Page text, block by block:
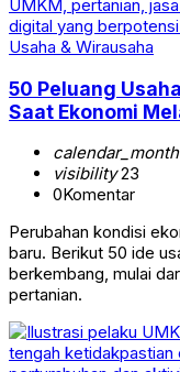
Usaha & Wirausaha
50 Peluang
Saat Ekonomi
calendar_month
visibility23
0Komentar
Perubahan kondisi
baru. Berikut 50 ide
berkembang, mulai
pertanian.